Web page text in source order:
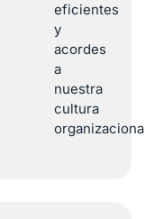
eficientes
y
acordes
a
nuestra
cultura